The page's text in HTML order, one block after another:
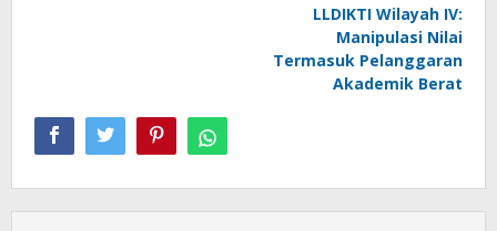
LLDIKTI Wilayah IV:
Manipulasi Nilai
Termasuk Pelanggaran
Akademik Berat